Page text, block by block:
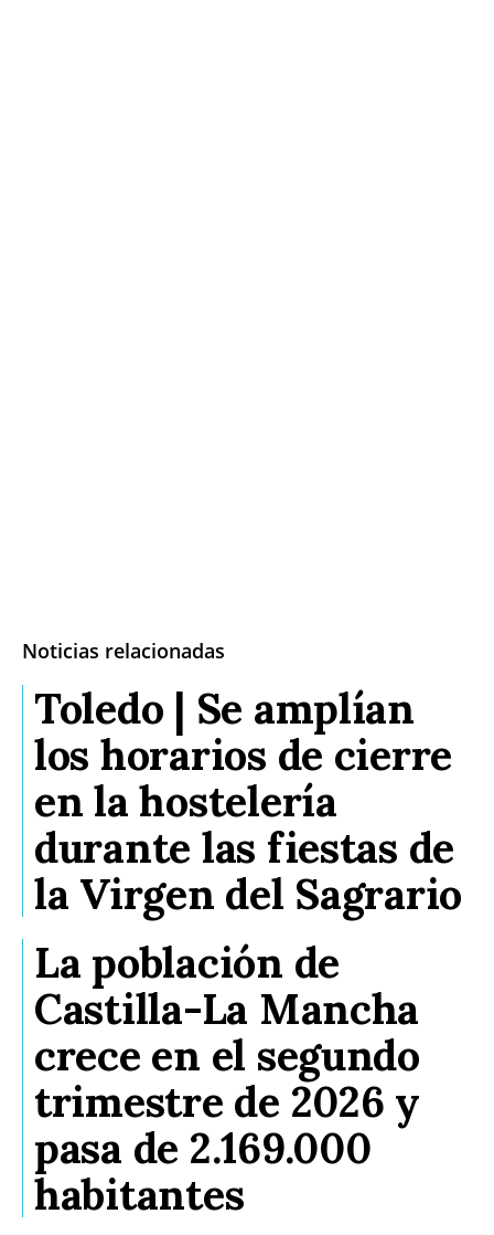
Noticias relacionadas
Toledo | Se amplían
los horarios de cierre
en la hostelería
durante las fiestas de
la Virgen del Sagrario
La población de
Castilla-La Mancha
crece en el segundo
trimestre de 2026 y
pasa de 2.169.000
habitantes